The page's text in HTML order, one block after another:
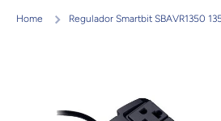
Home Regulador Smartbit SBAVR1350
Ir directamente a la información del